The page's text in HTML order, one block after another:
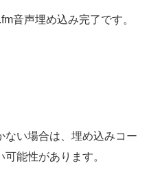
音声埋め込み完了です。
ない場合は、埋め込みコー
能性があります。